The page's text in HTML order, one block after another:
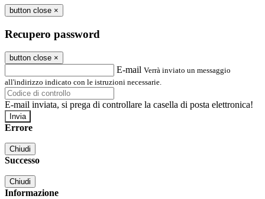
button close ×
Recupero password
button close ×
E-mail Verrà inviato un messaggio
all'indirizzo indicato con le istruzioni necessarie.
E-mail inviata, si prega di controllare la casella di posta elettronica!
Errore
Chiudi
Successo
Chiudi
Informazione